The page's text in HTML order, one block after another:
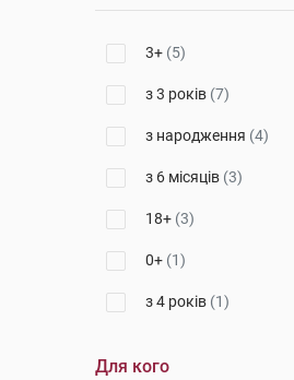
3+ (5)
з 3 років (7)
з народження (4)
з 6 місяців (3)
18+ (3)
0+ (1)
з 4 років (1)
Для кого